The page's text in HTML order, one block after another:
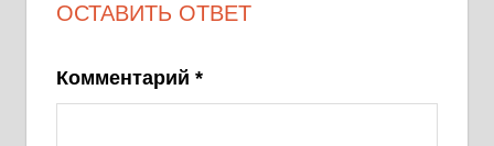
ОСТАВИТЬ ОТВЕТ
Комментарий *